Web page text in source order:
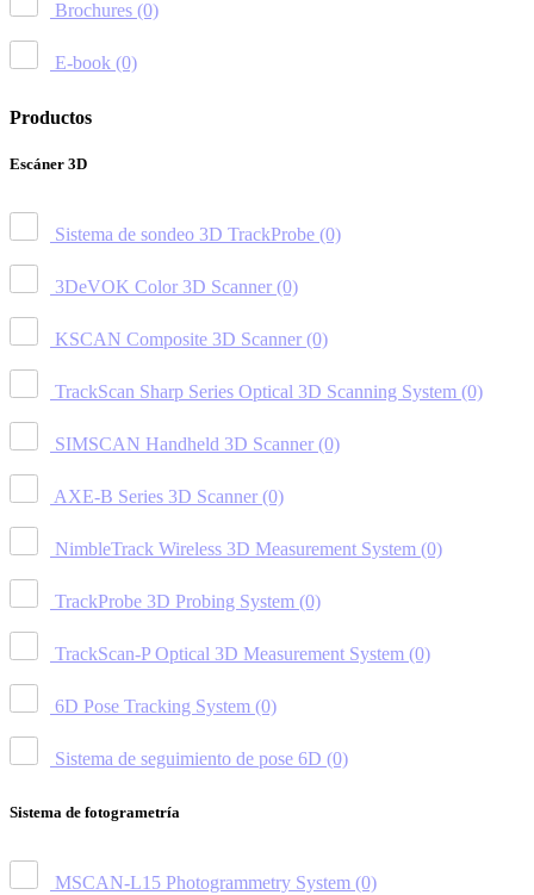
Brochures (0)
E-book (0)
Productos
Escáner 3D
Sistema de sondeo 3D TrackProbe (0)
3DeVOK Color 3D Scanner (0)
KSCAN Composite 3D Scanner (0)
TrackScan Sharp Series Optical 3D Scanning System (0)
SIMSCAN Handheld 3D Scanner (0)
AXE-B Series 3D Scanner (0)
NimbleTrack Wireless 3D Measurement System (0)
TrackProbe 3D Probing System (0)
TrackScan-P Optical 3D Measurement System (0)
6D Pose Tracking System (0)
Sistema de seguimiento de pose 6D (0)
Sistema de fotogrametría
MSCAN-L15 Photogrammetry System (0)